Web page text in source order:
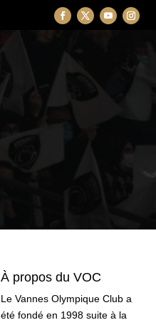
À propos du VOC
Le Vannes Olympique Club a
été fondé en 1998 suite à la